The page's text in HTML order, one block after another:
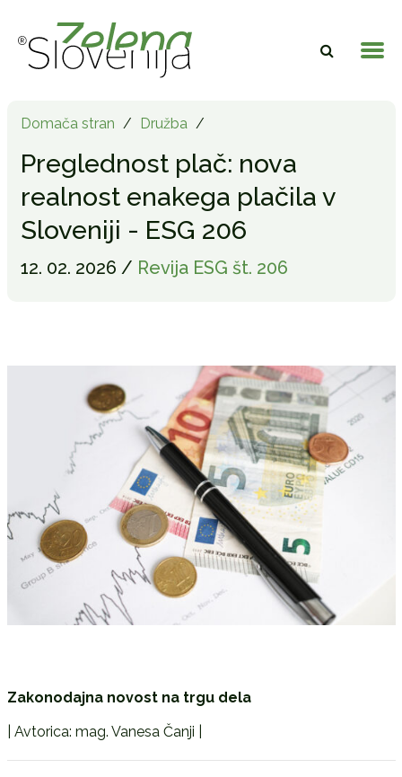
Domača stran / Družba /
Preglednost plač: nova
realnost enakega plačila v
Sloveniji - ESG 206
12. 02. 2026 / Revija ESG št. 206
Zakonodajna novost na trgu dela
| Avtorica: mag. Vanesa Čanji |